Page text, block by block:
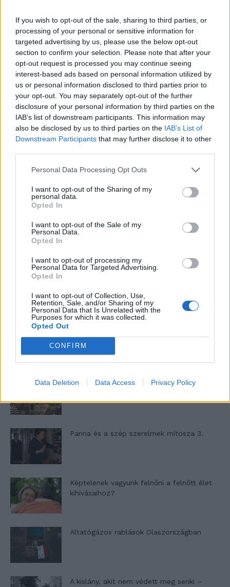
If you wish to opt-out of the sale, sharing to third parties, or
processing of your personal or sensitive information for
targeted advertising by us, please use the below opt-out
section to confirm your selection. Please note that after your
opt-out request is processed you may continue seeing
interest-based ads based on personal information utilized by
us or personal information disclosed to third parties prior to
your opt-out. You may separately opt-out of the further
disclosure of your personal information by third parties on the
IAB’s list of downstream participants. This information may
also be disclosed by us to third parties on the IAB’s List of
Downstream Participants that may further disclose it to other
Personal Data Processing Opt Outs
I want to opt-out of the Sharing of my
personal data.
Opted In
I want to opt-out of the Sale of my
Personal Data.
Opted In
I want to opt-out of processing my
Personal Data for Targeted Advertising.
Opted In
I want to opt-out of Collection, Use,
Retention, Sale, and/or Sharing of my
Personal Data that Is Unrelated with the
Purposes for which it was collected.
Opted Out
CONFIRM
Data Deletion Data Access Privacy Policy
Minka 11. rész
T. szereti a fiatal lányokat 14. rész
Pedig szóltam… – Miért nem hiszünk a
A legidegesítőbb kifejezések laza
gyűjteménye
Elyna Robbs: Adéle és az örökölt árnyak
A világ legismertebb ruhái
Nyár, nevetés, anekdoták
Panna és a szép szerelmek mítosza 3.
Képtelenek vagyunk felnőni a felnőtt élet
kihívásaihoz?
Altatógázos rablások Olaszországban
A kislány, akit nem védett meg senki –